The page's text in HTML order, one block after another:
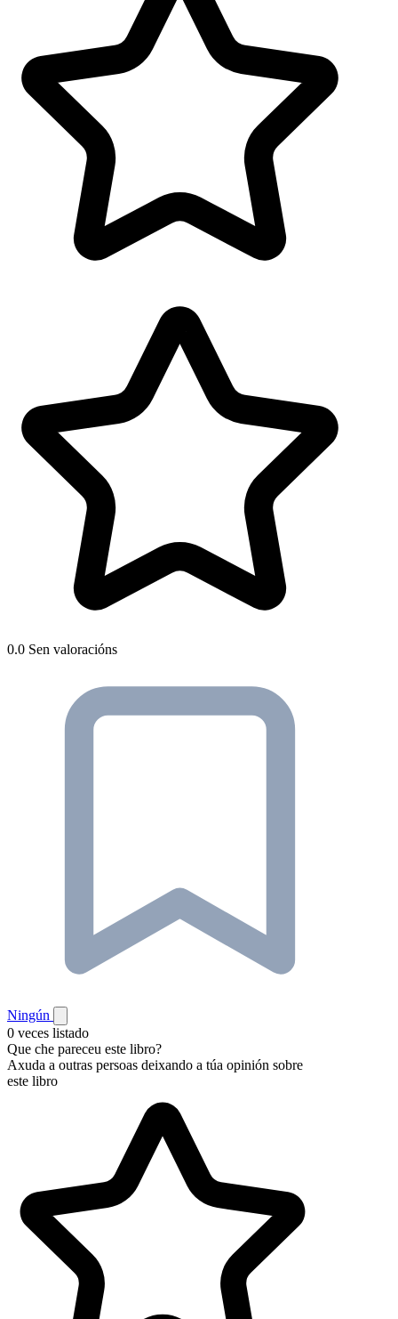
0.0 Sen valoracións
Ningún
0 veces listado
Que che pareceu este libro?
Axuda a outras persoas deixando a túa opinión sobre
este libro